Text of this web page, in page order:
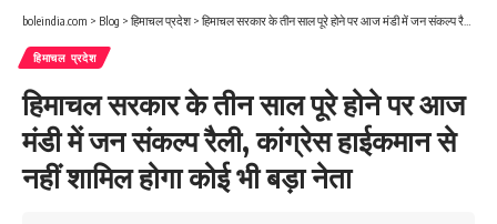
boleindia.com > Blog > हिमाचल प्रदेश> हिमाचल सरकार के तीन साल पूरे होने पर आज मंडी में जन संकल्प रैली, कांग्रेस हाईकमान से नहीं शामिल होगा कोई भी बड़ा नेता
हिमाचल प्रदेश
हिमाचल सरकार के तीन साल पूरे होने पर आज
मंडी में जन संकल्प रैली, कांग्रेस हाईकमान से
नहीं शामिल होगा कोई भी बड़ा नेता